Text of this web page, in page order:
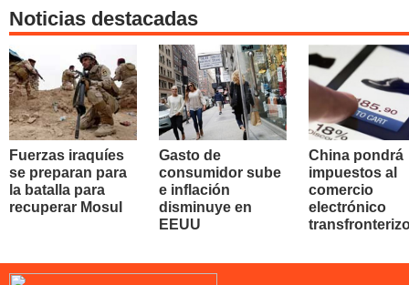
Noticias destacadas
Fuerzas iraquíes
se preparan para
la batalla para
recuperar Mosul
Gasto de
consumidor sube
e inflación
disminuye en
EEUU
China pondrá
impuestos al
comercio
electrónico